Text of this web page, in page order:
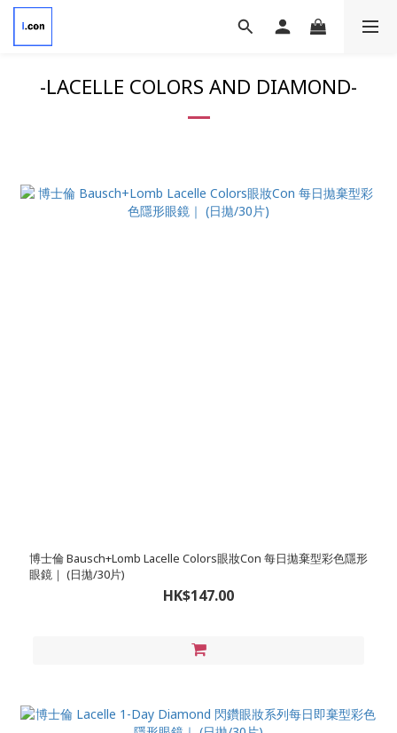
-LACELLE COLORS AND DIAMOND-
博士倫 Bausch+Lomb Lacelle Colors眼妝Con 每日拋棄型彩色隱形
眼鏡｜ (日拋/30片)
HK$147.00